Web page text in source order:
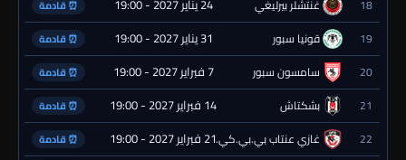
18 غنتشلر بيرليغي 24 يناير 2027 - 19:00 ⏰ قادمة
19 قونيا سبور 31 يناير 2027 - 19:00 ⏰ قادمة
20 سامسون سبور 7 فبراير 2027 - 19:00 ⏰ قادمة
21 بشكتاش 14 فبراير 2027 - 19:00 ⏰ قادمة
22 غازي عنتاب بي.بي.كي.21 فبراير 2027 - 19:00 ⏰ قادمة